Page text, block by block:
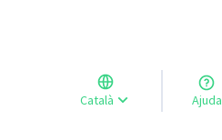
Català
Triar la llengua
Elegir el idioma
Ajuda